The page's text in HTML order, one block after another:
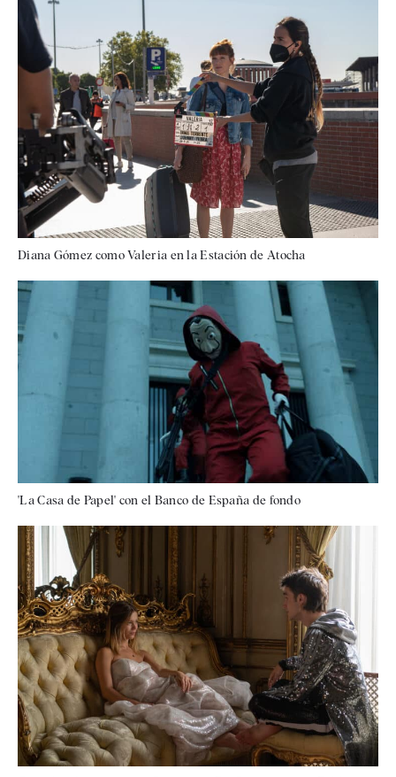
Diana Gómez como Valeria en la Estación de Atocha
'La Casa de Papel' con el Banco de España de fondo